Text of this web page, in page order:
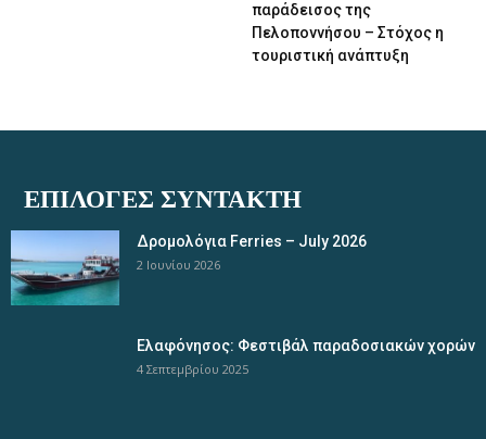
παράδεισος της
Πελοποννήσου – Στόχος η
τουριστική ανάπτυξη
ΕΠΙΛΟΓΈΣ ΣΥΝΤΆΚΤΗ
Δρομολόγια Ferries – July 2026
2 Ιουνίου 2026
Ελαφόνησος: Φεστιβάλ παραδοσιακών χορών
4 Σεπτεμβρίου 2025